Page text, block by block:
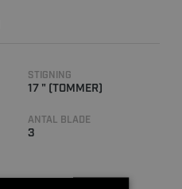
STIGNING
17 " (TOMMER)
ANTAL BLADE
3